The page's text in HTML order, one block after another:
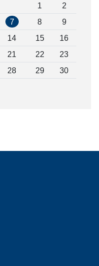
1
2
7 8
9
14 15
16
21 22
23
28 29
30